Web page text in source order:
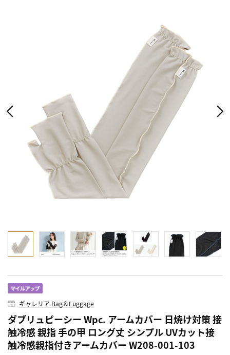
ギャレリア Bag＆Luggage
ダブリュピーシー Wpc. アームカバー 日焼け対策 接
触冷感 親指 手の甲 ロング丈 シンプル UVカット接
触冷感親指付きアームカバー W208-001-103